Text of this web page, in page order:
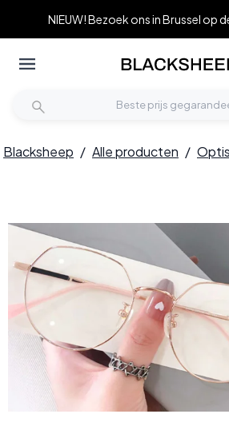
NIEUW! Bezoek ons in Brussel op
Blacksheep / Alle producten /